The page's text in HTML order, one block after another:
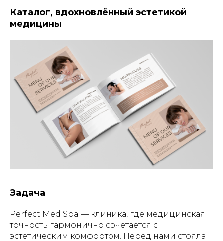
Каталог, вдохновлённый эстетикой
медицины
Задача
Perfect Med Spa — клиника, где медицинская
точность гармонично сочетается с
эстетическим комфортом. Перед нами стояла